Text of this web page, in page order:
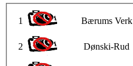
1 Bærums Verk
2 Dønski-Rud